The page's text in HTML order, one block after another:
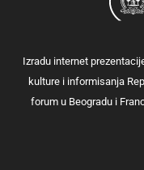
Izradu internet
kulture i informisanja
forum u Beogradu i